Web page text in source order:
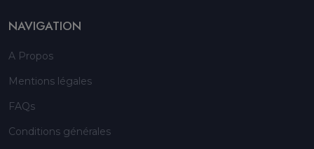
NAVIGATION
A Propos
Mentions légales
FAQs
Conditions générales